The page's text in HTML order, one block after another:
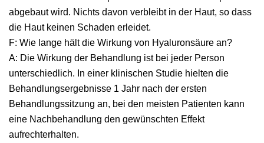
abgebaut wird. Nichts davon verbleibt in der Haut, so dass
die Haut keinen Schaden erleidet.
F: Wie lange hält die Wirkung von Hyaluronsäure an?
A: Die Wirkung der Behandlung ist bei jeder Person
unterschiedlich. In einer klinischen Studie hielten die
Behandlungsergebnisse 1 Jahr nach der ersten
Behandlungssitzung an, bei den meisten Patienten kann
eine Nachbehandlung den gewünschten Effekt
aufrechterhalten.